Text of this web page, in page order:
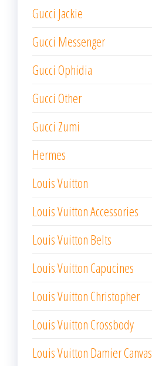
Gucci Jackie
Gucci Messenger
Gucci Ophidia
Gucci Other
Gucci Zumi
Hermes
Louis Vuitton
Louis Vuitton Accessories
Louis Vuitton Belts
Louis Vuitton Capucines
Louis Vuitton Christopher
Louis Vuitton Crossbody
Louis Vuitton Damier Canvas